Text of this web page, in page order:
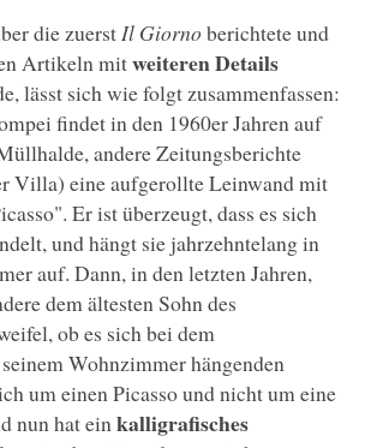
die zuerst Il Giornoberichtete und
Artikeln mitweiteren Details
lässt sich wie folgt zusammenfassen:
findet in den 1960er Jahren auf
andere Zeitungsberichte
Villa) eine aufgerollte Leinwand mit
Er ist überzeugt, dass es sich
und hängt sie jahrzehntelang in
auf. Dann, in den letzten Jahren,
dem ältesten Sohn des
ob es sich bei dem
Wohnzimmer hängenden
um einen Picasso und nicht um eine
nun hat ein kalligrafisches